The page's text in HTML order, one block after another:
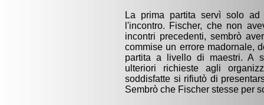
La prima partita servì solo ad
l'incontro. Fischer, che non
incontri precedenti, sembrò
commise un errore madornale,
partita a livello di maestri. A
ulteriori richieste agli
soddisfatte si rifiutò di
Sembrò che Fischer stesse per